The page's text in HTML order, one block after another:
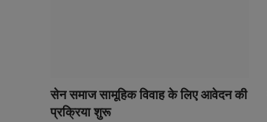
सेन समाज सामूहिक विवाह के लिए आवेदन की
प्रक्रिया शुरू